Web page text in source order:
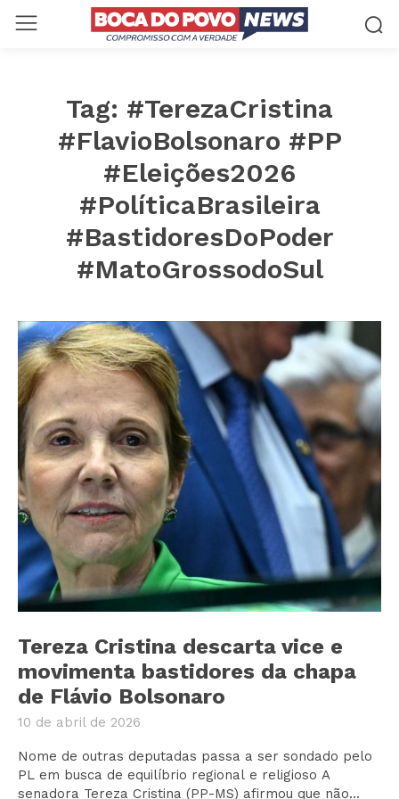
Tag: #TerezaCristina
#FlavioBolsonaro #PP
#Eleições2026
#PolíticaBrasileira
#BastidoresDoPoder
#MatoGrossodoSul
Tereza Cristina descarta vice e
movimenta bastidores da chapa
de Flávio Bolsonaro
10 de abril de 2026
Nome de outras deputadas passa a ser sondado pelo
PL em busca de equilíbrio regional e religioso A
senadora Tereza Cristina (PP-MS) afirmou que não...